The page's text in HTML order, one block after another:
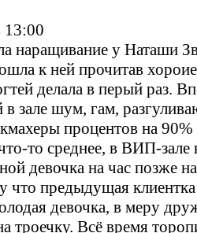
13:00
наращивание у Наташи
к ней прочитав
делала в перый раз.
в зале шум, гам,
процентов на 90%
то среднее, в ВИП-зале
девочка на час позже
что предыдущая клиентка
девочка, в меру
троечку. Всё время